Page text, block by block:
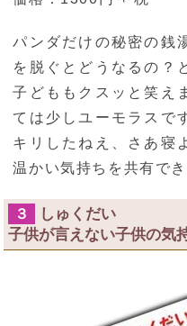
パンダだけの秘密の銭
を脱ぐとどうなるの？
子どももクスッと笑え
ては少しユーモラスで
キリしたねえ、さあ寝
温かい気持ちを共有でき
３
しゅくだい
子供が言えない子供の気